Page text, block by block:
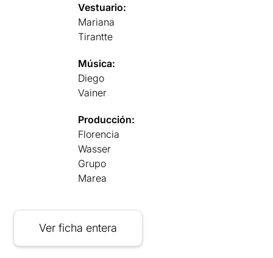
Vestuario:
Mariana
Tirantte
Música:
Diego
Vainer
Producción:
Florencia
Wasser
Grupo
Marea
Ver ficha entera